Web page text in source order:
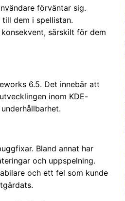
förväntar sig.
dem i spellistan.
särskilt för dem
6.5. Det innebär att
inom KDE-
Bland annat har
och uppspelning.
och ett fel som kunde